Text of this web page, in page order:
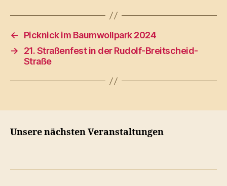
←
Picknick im Baumwollpark 2024
→
21. Straßenfest in der Rudolf-Breitscheid-
Straße
Unsere nächsten Veranstaltungen